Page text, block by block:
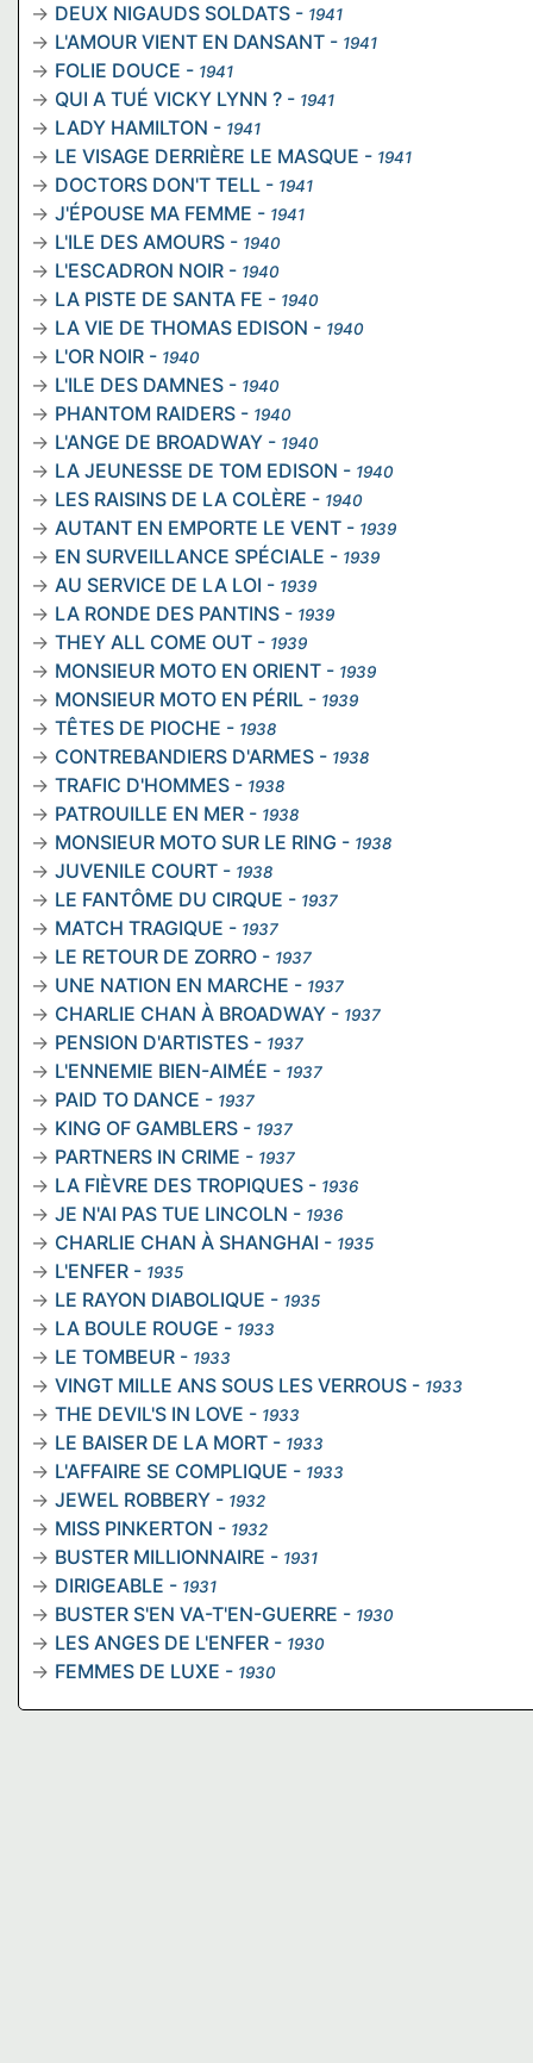
DEUX NIGAUDS SOLDATS - 1941
L'AMOUR VIENT EN DANSANT - 1941
FOLIE DOUCE - 1941
QUI A TUÉ VICKY LYNN ? - 1941
LADY HAMILTON - 1941
LE VISAGE DERRIÈRE LE MASQUE - 1941
DOCTORS DON'T TELL - 1941
J'ÉPOUSE MA FEMME - 1941
L'ILE DES AMOURS - 1940
L'ESCADRON NOIR - 1940
LA PISTE DE SANTA FE - 1940
LA VIE DE THOMAS EDISON - 1940
L'OR NOIR - 1940
L'ILE DES DAMNES - 1940
PHANTOM RAIDERS - 1940
L'ANGE DE BROADWAY - 1940
LA JEUNESSE DE TOM EDISON - 1940
LES RAISINS DE LA COLÈRE - 1940
AUTANT EN EMPORTE LE VENT - 1939
EN SURVEILLANCE SPÉCIALE - 1939
AU SERVICE DE LA LOI - 1939
LA RONDE DES PANTINS - 1939
THEY ALL COME OUT - 1939
MONSIEUR MOTO EN ORIENT - 1939
MONSIEUR MOTO EN PÉRIL - 1939
TÊTES DE PIOCHE - 1938
CONTREBANDIERS D'ARMES - 1938
TRAFIC D'HOMMES - 1938
PATROUILLE EN MER - 1938
MONSIEUR MOTO SUR LE RING - 1938
JUVENILE COURT - 1938
LE FANTÔME DU CIRQUE - 1937
MATCH TRAGIQUE - 1937
LE RETOUR DE ZORRO - 1937
UNE NATION EN MARCHE - 1937
CHARLIE CHAN À BROADWAY - 1937
PENSION D'ARTISTES - 1937
L'ENNEMIE BIEN-AIMÉE - 1937
PAID TO DANCE - 1937
KING OF GAMBLERS - 1937
PARTNERS IN CRIME - 1937
LA FIÈVRE DES TROPIQUES - 1936
JE N'AI PAS TUE LINCOLN - 1936
CHARLIE CHAN À SHANGHAI - 1935
L'ENFER - 1935
LE RAYON DIABOLIQUE - 1935
LA BOULE ROUGE - 1933
LE TOMBEUR - 1933
VINGT MILLE ANS SOUS LES VERROUS - 1933
THE DEVIL'S IN LOVE - 1933
LE BAISER DE LA MORT - 1933
L'AFFAIRE SE COMPLIQUE - 1933
JEWEL ROBBERY - 1932
MISS PINKERTON - 1932
BUSTER MILLIONNAIRE - 1931
DIRIGEABLE - 1931
BUSTER S'EN VA-T'EN-GUERRE - 1930
LES ANGES DE L'ENFER - 1930
FEMMES DE LUXE - 1930